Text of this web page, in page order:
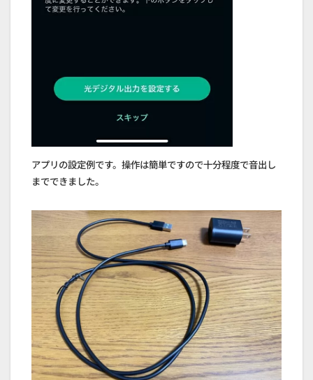
アプリの設定例です。操作は簡単ですので十分程度で音出し
までできました。